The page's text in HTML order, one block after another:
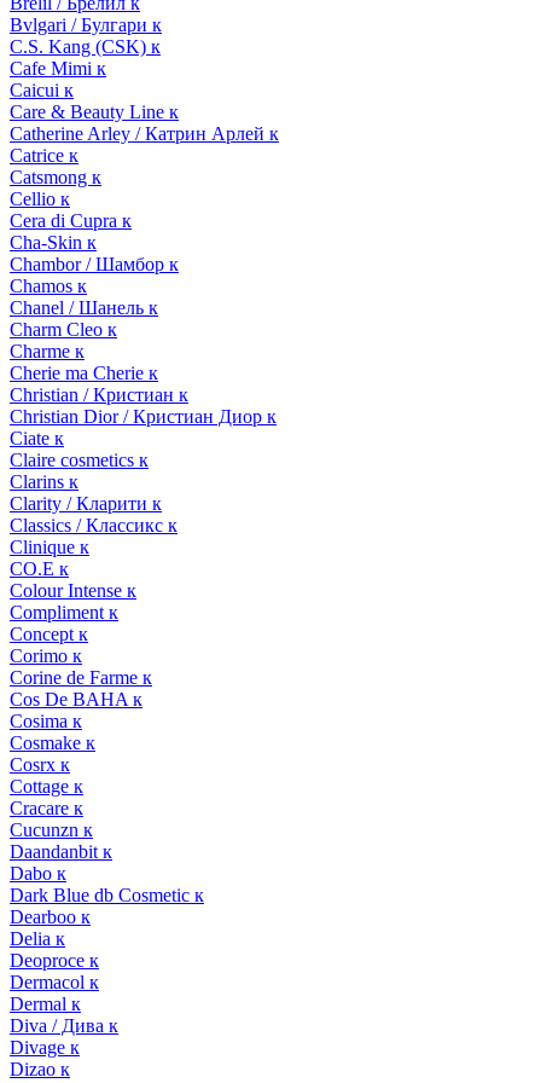
Bvlgari / Булгари к
C.S. Kang (CSK) к
Cafe Mimi к
Caicui к
Care & Beauty Line к
Catherine Arley / Катрин Арлей к
Catrice к
Catsmong к
Cellio к
Cera di Cupra к
Cha-Skin к
Chambor / Шамбор к
Chamos к
Chanel / Шанель к
Charm Cleo к
Charme к
Cherie ma Cherie к
Christian / Кристиан к
Christian Dior / Кристиан Диор к
Ciate к
Claire cosmetics к
Clarins к
Clarity / Кларити к
Classics / Классикс к
Clinique к
CO.E к
Colour Intense к
Compliment к
Concept к
Corimo к
Corine de Farme к
Cos De BAHA к
Cosima к
Cosmake к
Cosrx к
Cottage к
Cracare к
Cucunzn к
Daandanbit к
Dabo к
Dark Blue db Cosmetic к
Dearboo к
Delia к
Deoproce к
Dermacol к
Dermal к
Diva / Дива к
Divage к
Dizao к